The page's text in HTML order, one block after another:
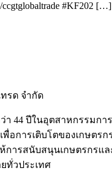
ccgtglobaltrade #KF202 […]
รด จำกัด
44 ปีในอุตสาหกรรมการ
อการเติบโตของเกษตรก
การสนับสนุนเกษตรกรแ
ทั่วประเทศ